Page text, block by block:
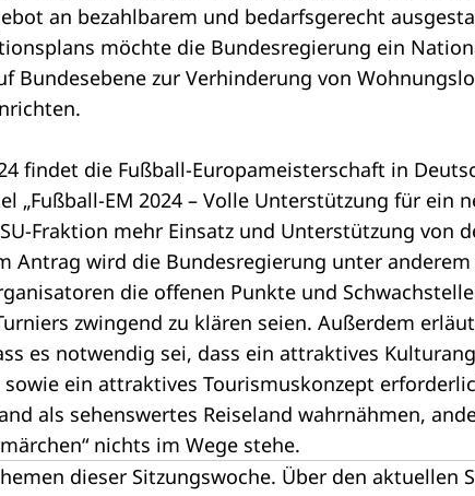
an bezahlbarem und bedarfsgerecht
möchte die Bundesregierung ein
Bundesebene zur Verhinderung von
findet die Fußball-Europameisterschaft in
„Fußball-EM 2024 – Volle Unterstützung für ein
Fraktion mehr Einsatz und Unterstützung von
Antrag wird die Bundesregierung unter
die offenen Punkte und
zwingend zu klären seien. Außerdem
es notwendig sei, dass ein attraktives
ein attraktives Tourismuskonzept
als sehenswertes Reiseland wahrnähmen,
nichts im Wege stehe.
dieser Sitzungswoche. Über den aktuellen